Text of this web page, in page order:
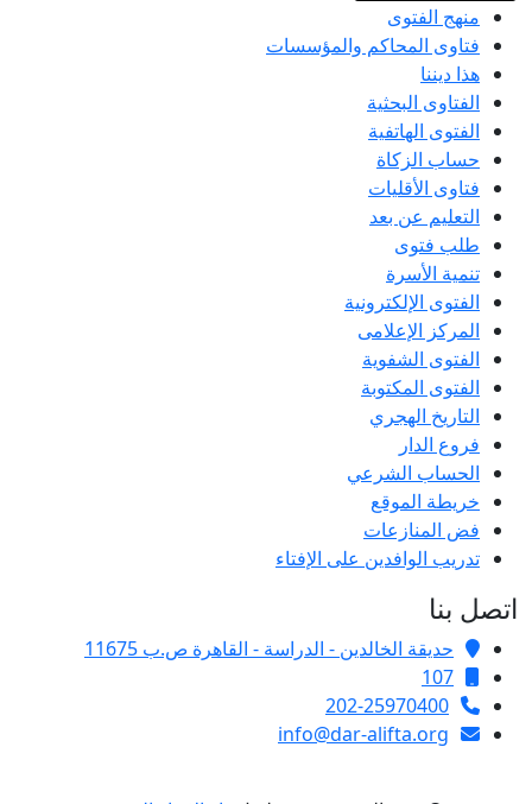
منهج الفتوى
فتاوى المحاكم والمؤسسات
هذا ديننا
الفتاوى البحثية
الفتوى الهاتفية
حساب الزكاة
فتاوى الأقليات
التعليم عن بعد
طلب فتوى
تنمية الأسرة
الفتوى الإلكترونية
المركز الإعلامى
الفتوى الشفوية
الفتوى المكتوبة
التاريخ الهجري
فروع الدار
الحساب الشرعي
خريطة الموقع
فض المنازعات
تدريب الوافدين على الإفتاء
اتصل بنا
حديقة الخالدين - الدراسة - القاهرة ص.ب 11675
107
202-25970400
info@dar-alifta.org